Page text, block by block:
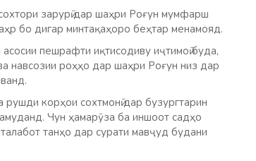
зарурӣ дар шаҳри Роғун мумфарш
бо дигар минтақаҳоро беҳтар менамояд.
пешрафти иқтисодиву иҷтимоӣ буда,
навсозии роҳҳо дар шаҳри Роғун низ дар
корҳои сохтмонӣ дар бузургтарин
Чун ҳамарӯза ба иншоот садҳо
танҳо дар сурати мавҷуд будани